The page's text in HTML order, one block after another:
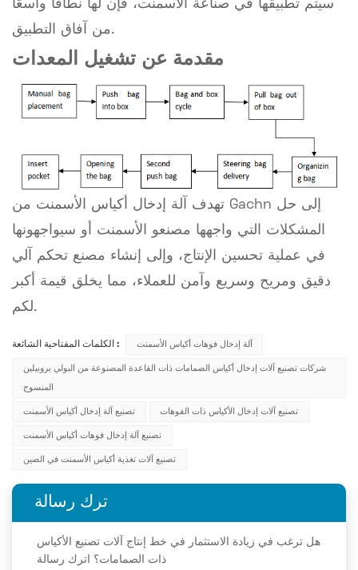
سيتم تطبيقها في صناعة الأسمنت، فإن لها نطاقًا واسعًا
من آفاق التطبيق.
مقدمة عن تشغيل المعدات
تهدف آلة إدخال أكياس الأسمنت من Gachn إلى حل
المشكلات التي واجهها مصنعو الأسمنت أو سيواجهونها
في عملية تحسين الإنتاج، وإلى إنشاء مصنع تحكم آلي
دقيق ومريح وسريع وآمن للعملاء، مما يخلق قيمة أكبر
لكم.
الكلمات المفتاحية الشائعة : آلة إدخال فوهات أكياس الأسمنت
شركات تصنيع آلات إدخال أكياس الصمامات ذات القاعدة المصنوعة من البولي بروبيلين
المنسوج
تصنيع آلة إدخال أكياس الأسمنت تصنيع آلات إدخال الأكياس ذات الفوهات
تصنيع آلة إدخال فوهات أكياس الأسمنت
تصنيع آلات تغذية أكياس الأسمنت في الصين
ترك رسالة
هل ترغب في زيادة الاستثمار في خط إنتاج آلات تصنيع الأكياس
ذات الصمامات؟ اترك رسالة